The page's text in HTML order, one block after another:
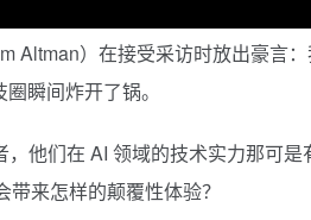
Altman）在接受采访时放出豪言
瞬间炸开了锅。
，他们在 AI 领域的技术实力那可
来怎样的颠覆性体验？